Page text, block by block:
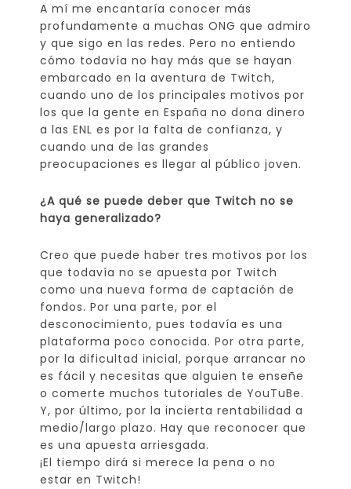
A mí me encantaría conocer más
profundamente a muchas ONG que admiro
y que sigo en las redes. Pero no entiendo
cómo todavía no hay más que se hayan
embarcado en la aventura de Twitch,
cuando uno de los principales motivos por
los que la gente en España no dona dinero
a las ENL es por la falta de confianza, y
cuando una de las grandes
preocupaciones es llegar al público joven.
¿A qué se puede deber que Twitch no se
haya generalizado?
Creo que puede haber tres motivos por los
que todavía no se apuesta por Twitch
como una nueva forma de captación de
fondos. Por una parte, por el
desconocimiento, pues todavía es una
plataforma poco conocida. Por otra parte,
por la dificultad inicial, porque arrancar no
es fácil y necesitas que alguien te enseñe
o comerte muchos tutoriales de YouTuBe.
Y, por último, por la incierta rentabilidad a
medio/largo plazo. Hay que reconocer que
es una apuesta arriesgada.
¡El tiempo dirá si merece la pena o no
estar en Twitch!